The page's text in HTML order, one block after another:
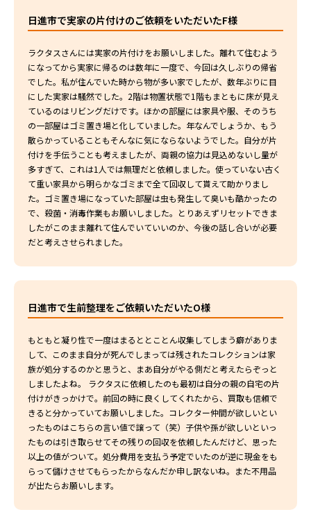
日進市で実家の片付けのご依頼をいただいたF様
ラクタスさんには実家の片付けをお願いしました。離れて住むよう
になってから実家に帰るのは数年に一度で、今回は久しぶりの帰省
でした。私が住んでいた時から物が多い家でしたが、数年ぶりに目
にした実家は騒然でした。2階は物置状態で1階もまともに床が見え
ているのはリビングだけです。ほかの部屋には家具や服、そのうち
の一部屋はゴミ置き場と化していました。年なんでしょうか、もう
散らかっていることもそんなに気にならないようでした。自分が片
付けを手伝うことも考えましたが、両親の協力は見込めないし量が
多すぎて、これは1人では無理だと依頼しました。使っていない古く
て重い家具から明らかなゴミまで全て回収して貰えて助かりまし
た。ゴミ置き場になっていた部屋は虫も発生して臭いも酷かったの
で、殺菌・消毒作業もお願いしました。とりあえずリセットできま
したがこのまま離れて住んでいていいのか、今後の話し合いが必要
だと考えさせられました。
日進市で生前整理をご依頼いただいたO様
もともと凝り性で一度はまるととことん収集してしまう癖がありま
して、このまま自分が死んでしまっては残されたコレクションは家
族が処分するのかと思うと、まあ自分がやる側だと考えたらぞっと
しましたよね。 ラクタスに依頼したのも最初は自分の親の自宅の片
付けがきっかけで。前回の時に良くしてくれたから、買取も信頼で
きると分かっていてお願いしました。コレクター仲間が欲しいとい
ったものはこちらの言い値で譲って（笑）子供や孫が欲しいといっ
たものは引き取らせてその残りの回収を依頼したんだけど、思った
以上の値がついて。処分費用を支払う予定でいたのが逆に現金をも
らって儲けさせてもらったからなんだか申し訳ないね。また不用品
が出たらお願いします。